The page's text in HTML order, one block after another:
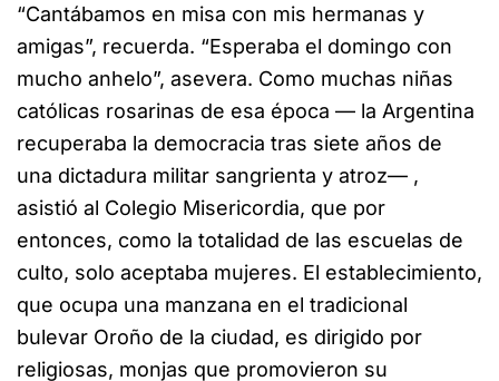
“Cantábamos en misa con mis hermanas y
amigas”, recuerda. “Esperaba el domingo con
mucho anhelo”, asevera. Como muchas niñas
católicas rosarinas de esa época — la Argentina
recuperaba la democracia tras siete años de
una dictadura militar sangrienta y atroz— ,
asistió al Colegio Misericordia, que por
entonces, como la totalidad de las escuelas de
culto, solo aceptaba mujeres. El establecimiento,
que ocupa una manzana en el tradicional
bulevar Oroño de la ciudad, es dirigido por
religiosas, monjas que promovieron su